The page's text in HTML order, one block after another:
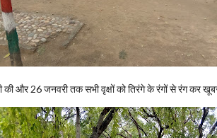
की और 26 जनवरी तक सभी वृक्षों को तिरंगे के रंगों से रंग कर